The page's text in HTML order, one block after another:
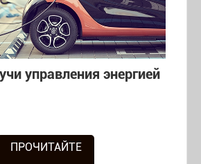
управления энергией
ПРОЧИТАЙТЕ